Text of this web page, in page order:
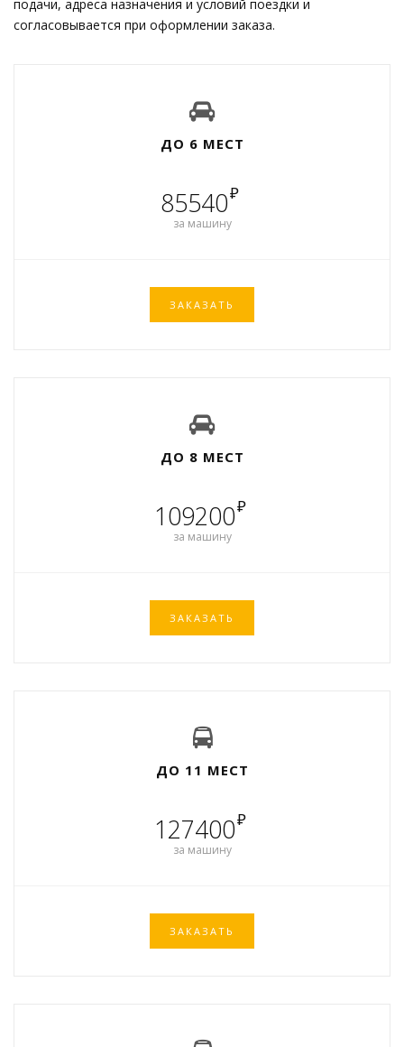
подачи, адреса назначения и условий поездки и
согласовывается при оформлении заказа.
ДО 6 МЕСТ
85540₽
за машину
ЗАКАЗАТЬ
ДО 8 МЕСТ
109200₽
за машину
ЗАКАЗАТЬ
ДО 11 МЕСТ
127400₽
за машину
ЗАКАЗАТЬ